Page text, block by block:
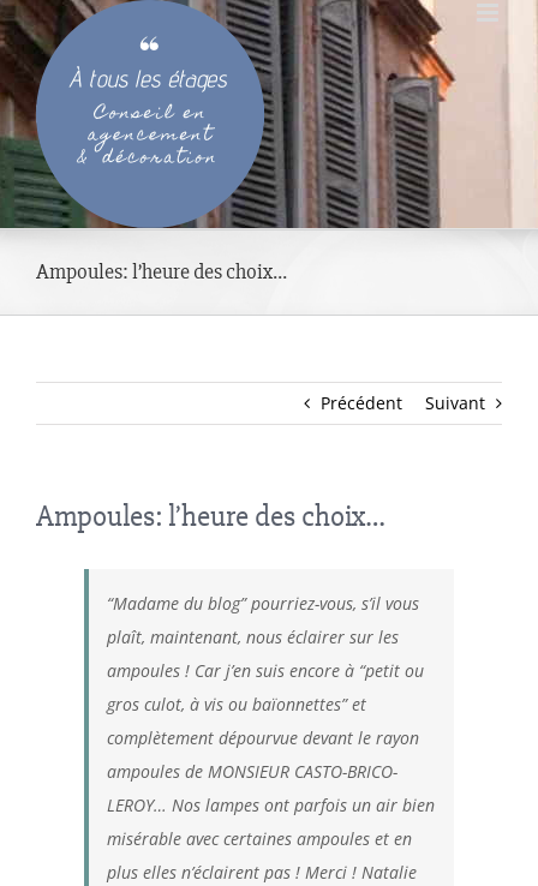
Passer
au
contenu
Ampoules: l’heure des choix…
Précédent Suivant
Ampoules: l’heure des choix…
“Madame du blog” pourriez-vous, s’il vous
plaît, maintenant, nous éclairer sur les
ampoules ! Car j’en suis encore à “petit ou
gros culot, à vis ou baïonnettes” et
complètement dépourvue devant le rayon
ampoules de MONSIEUR CASTO-BRICO-
LEROY… Nos lampes ont parfois un air bien
misérable avec certaines ampoules et en
plus elles n’éclairent pas ! Merci ! Natalie